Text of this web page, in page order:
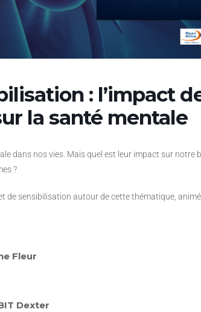
: l’impact
la santé mentale
dans nos vies. Mais quel est leur impact sur notre
?
de sensibilisation autour de cette thématique,
Fleur
Dexter